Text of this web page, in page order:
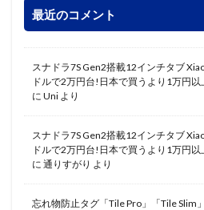
最近のコメント
スナドラ7S Gen2搭載12インチタブ
ドルで2万円台!日本で買うより1万円
に Uni より
スナドラ7S Gen2搭載12インチタブ
ドルで2万円台!日本で買うより1万円
に 通りすがり より
忘れ物防止タグ「Tile Pro」「Tile Slim